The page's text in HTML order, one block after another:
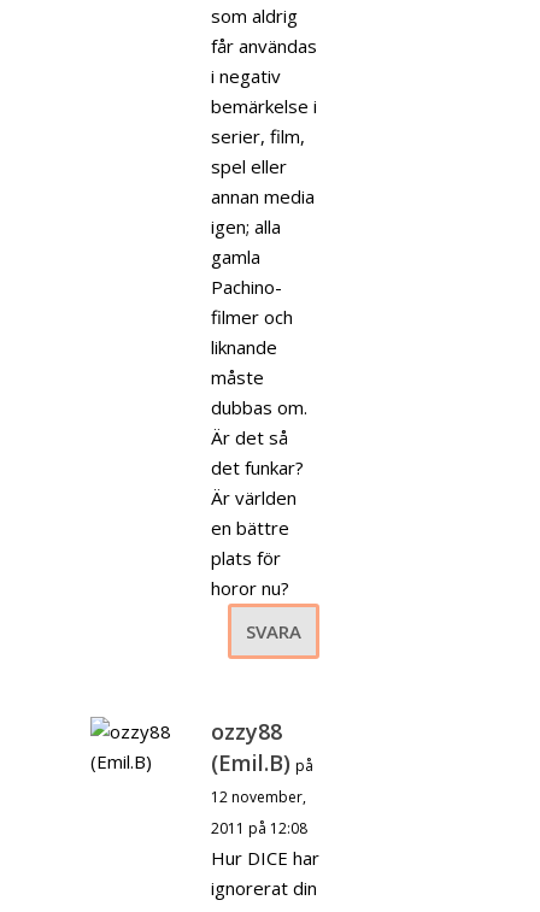
som aldrig
får användas
i negativ
bemärkelse i
serier, film,
spel eller
annan media
igen; alla
gamla
Pachino-
filmer och
liknande
måste
dubbas om.
Är det så
det funkar?
Är världen
en bättre
plats för
horor nu?
SVARA
ozzy88
(Emil.B) på
12 november,
2011 på 12:08
Hur DICE har
ignorerat din